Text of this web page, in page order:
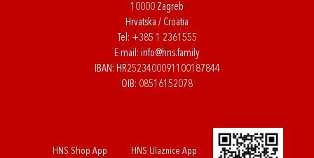
10000 Zagreb
Hrvatska / Croatia
Tel: +385 1 2361555
E-mail: info@hns.family
IBAN: HR2523400091100187844
OIB: 08516152078
HNS Shop App HNS Ulaznice App